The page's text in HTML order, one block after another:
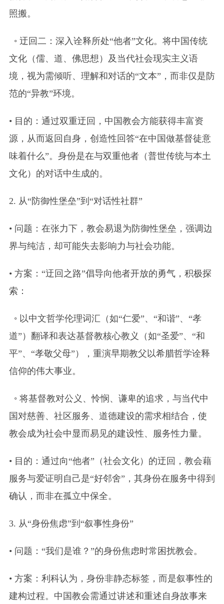
照搬。
◦ 迂回二：深入诠释所处“他者”文化。将中国传统
文化（儒、道、佛思想）及当代社会现实主义语
境，视为需倾听、理解和对话的“文本”，而非仅是防
范的“异教”环境。
• 目的：通过双重迂回，中国教会方能获得丰富资
源，从而返回自身，创造性回答“在中国做基督徒意
味着什么”。身份是在与双重他者（普世传统与本土
文化）的对话中生成的。
2. 从“防御性堡垒”到“对话性社群”
• 问题：在张力下，教会易退为防御性堡垒，强调边
界与纯洁，却可能失去影响力与社会功能。
• 方案：“迂回之路”倡导向他者开放的勇气，积极探
索：
◦ 以中文哲学伦理词汇（如“仁爱”、“和谐”、“孝
道”）翻译和表达基督教核心教义（如“圣爱”、“和
平”、“孝敬父母”），重演早期教父以希腊哲学诠释
信仰的伟大事业。
◦ 将基督教对公义、怜悯、谦卑的追求，与当代中
国对慈善、社区服务、道德建设的需求相结合，使
教会成为社会中显而易见的建设性、服务性力量。
• 目的：通过向“他者”（社会文化）的迂回，教会藉
服务与爱证明自己是“好邻舍”，其身份在服务中得到
确认，而非在孤立中保全。
3. 从“身份焦虑”到“叙事性身份”
• 问题：“我们是谁？”的身份焦虑时常困扰教会。
• 方案：利科认为，身份非静态标签，而是叙事性的
建构过程。中国教会需通过讲述和重述自身故事来